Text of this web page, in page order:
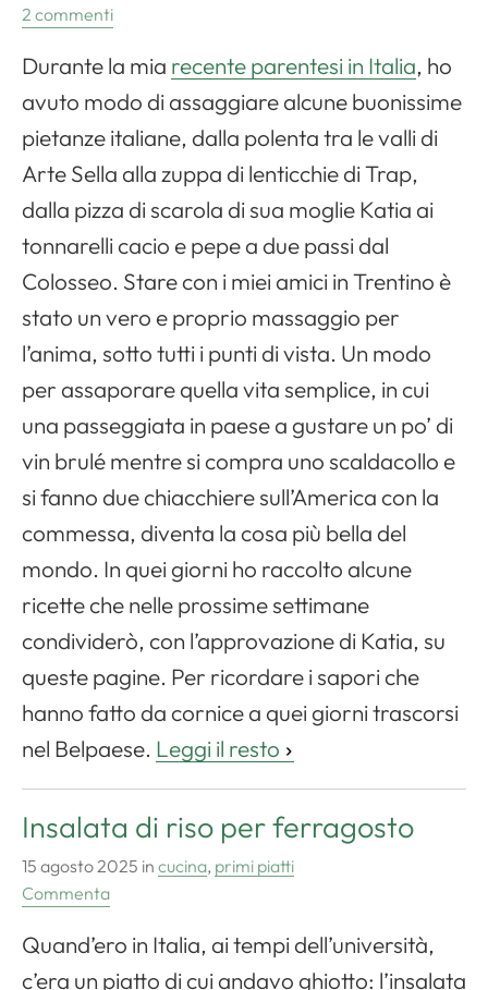
2 commenti
Durante la mia recente parentesi in Italia, ho
avuto modo di assaggiare alcune buonissime
pietanze italiane, dalla polenta tra le valli di
Arte Sella alla zuppa di lenticchie di Trap,
dalla pizza di scarola di sua moglie Katia ai
tonnarelli cacio e pepe a due passi dal
Colosseo. Stare con i miei amici in Trentino è
stato un vero e proprio massaggio per
l’anima, sotto tutti i punti di vista. Un modo
per assaporare quella vita semplice, in cui
una passeggiata in paese a gustare un po’ di
vin brulé mentre si compra uno scaldacollo e
si fanno due chiacchiere sull’America con la
commessa, diventa la cosa più bella del
mondo. In quei giorni ho raccolto alcune
ricette che nelle prossime settimane
condividerò, con l’approvazione di Katia, su
queste pagine. Per ricordare i sapori che
hanno fatto da cornice a quei giorni trascorsi
nel Belpaese. Leggi il resto
Insalata di riso per ferragosto
15 agosto 2025 in cucina, primi piatti
Commenta
Quand’ero in Italia, ai tempi dell’università,
c’era un piatto di cui andavo ghiotto: l’insalata